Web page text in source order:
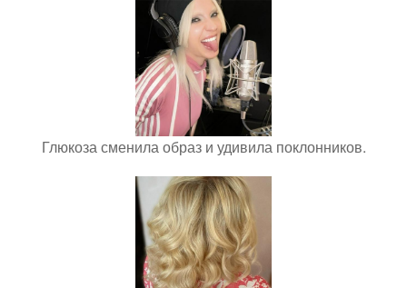
Глюкоза сменила образ и удивила поклонников.